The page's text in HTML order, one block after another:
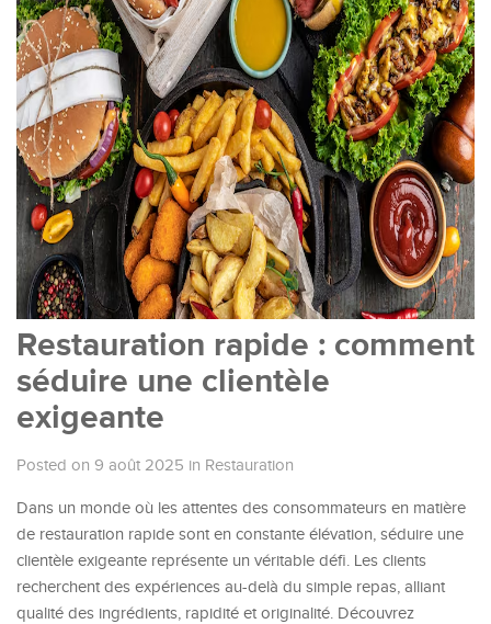
Restauration rapide : comment
séduire une clientèle
exigeante
Posted on 9 août 2025 in Restauration
Dans un monde où les attentes des consommateurs en matière
de restauration rapide sont en constante élévation, séduire une
clientèle exigeante représente un véritable défi. Les clients
recherchent des expériences au-delà du simple repas, alliant
qualité des ingrédients, rapidité et originalité. Découvrez